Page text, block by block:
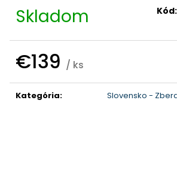
Skladom Kód:
€139 / ks
cena:
Kategória: Slovensko -